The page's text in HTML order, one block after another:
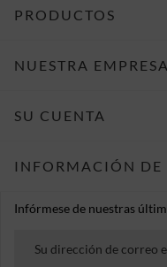
PRODUCTOS
NUESTRA EMPRESA
SU CUENTA
INFORMACIÓN DE
Infórmese de nuestras